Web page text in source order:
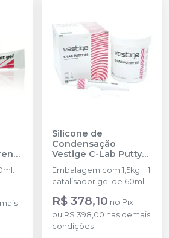
Silicone de
Condensação
Vestige C-Lab Putty
85 1,5Kg + 1
Catalisador 60ml (Ref.
2L1012)-TRAYART
Embalagem com 1,5kg + 1
catalisador gel de 60ml.
R$ 378,10 no Pix
ou R$ 398,00 nas demais
condições